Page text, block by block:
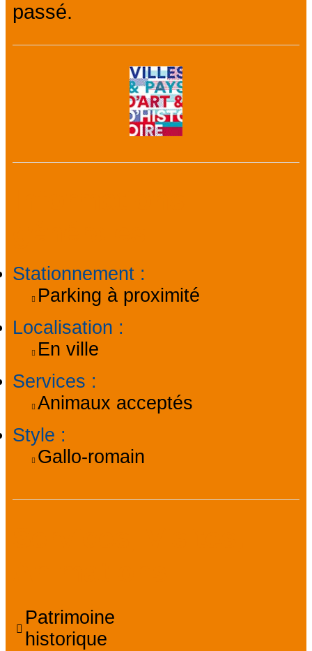
passé.
Stationnement :
Parking à proximité
Localisation :
En ville
Services :
Animaux acceptés
Style :
Gallo-romain
Patrimoine
historique